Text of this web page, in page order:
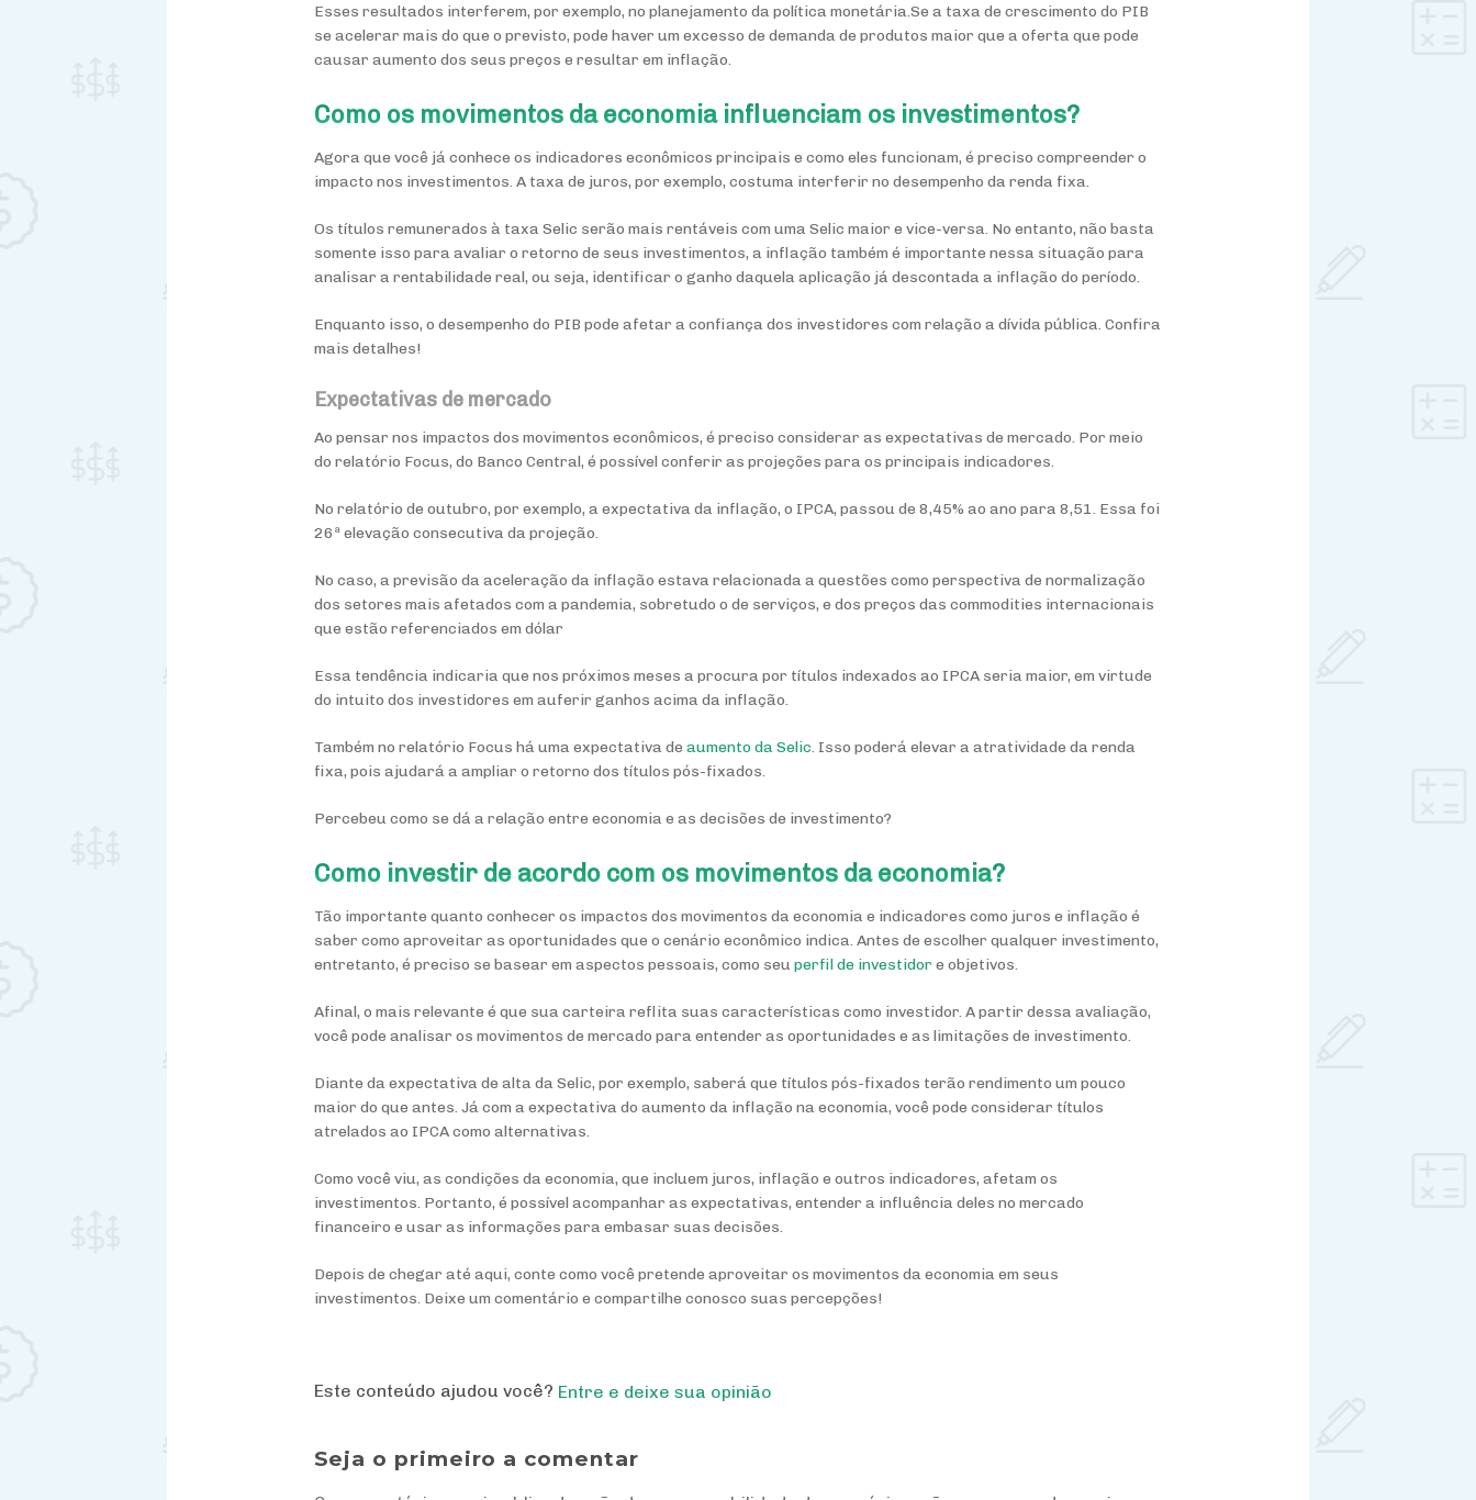
Esses resultados interferem, por exemplo, no planejamento da política monetária.Se a taxa de crescimento do PIB
se acelerar mais do que o previsto, pode haver um excesso de demanda de produtos maior que a oferta que pode
causar aumento dos seus preços e resultar em inflação.
Como os movimentos da economia influenciam os investimentos?
Agora que você já conhece os indicadores econômicos principais e como eles funcionam, é preciso compreender o
impacto nos investimentos. A taxa de juros, por exemplo, costuma interferir no desempenho da renda fixa.
Os títulos remunerados à taxa Selic serão mais rentáveis com uma Selic maior e vice-versa. No entanto, não basta
somente isso para avaliar o retorno de seus investimentos, a inflação também é importante nessa situação para
analisar a rentabilidade real, ou seja, identificar o ganho daquela aplicação já descontada a inflação do período.
Enquanto isso, o desempenho do PIB pode afetar a confiança dos investidores com relação a dívida pública. Confira
mais detalhes!
Expectativas de mercado
Ao pensar nos impactos dos movimentos econômicos, é preciso considerar as expectativas de mercado. Por meio
do relatório Focus, do Banco Central, é possível conferir as projeções para os principais indicadores.
No relatório de outubro, por exemplo, a expectativa da inflação, o IPCA, passou de 8,45% ao ano para 8,51. Essa foi
26ª elevação consecutiva da projeção.
No caso, a previsão da aceleração da inflação estava relacionada a questões como perspectiva de normalização
dos setores mais afetados com a pandemia, sobretudo o de serviços, e dos preços das commodities internacionais
que estão referenciados em dólar
Essa tendência indicaria que nos próximos meses a procura por títulos indexados ao IPCA seria maior, em virtude
do intuito dos investidores em auferir ganhos acima da inflação.
Também no relatório Focus há uma expectativa deaumento da Selic. Isso poderá elevar a atratividade da renda
fixa, pois ajudará a ampliar o retorno dos títulos pós-fixados.
Percebeu como se dá a relação entre economia e as decisões de investimento?
Como investir de acordo com os movimentos da economia?
Tão importante quanto conhecer os impactos dos movimentos da economia e indicadores como juros e inflação é
saber como aproveitar as oportunidades que o cenário econômico indica. Antes de escolher qualquer investimento,
entretanto, é preciso se basear em aspectos pessoais, como seuperfil de investidor e objetivos.
Afinal, o mais relevante é que sua carteira reflita suas características como investidor. A partir dessa avaliação,
você pode analisar os movimentos de mercado para entender as oportunidades e as limitações de investimento.
Diante da expectativa de alta da Selic, por exemplo, saberá que títulos pós-fixados terão rendimento um pouco
maior do que antes. Já com a expectativa do aumento da inflação na economia, você pode considerar títulos
atrelados ao IPCA como alternativas.
Como você viu, as condições da economia, que incluem juros, inflação e outros indicadores, afetam os
investimentos. Portanto, é possível acompanhar as expectativas, entender a influência deles no mercado
financeiro e usar as informações para embasar suas decisões.
Depois de chegar até aqui, conte como você pretende aproveitar os movimentos da economia em seus
investimentos. Deixe um comentário e compartilhe conosco suas percepções!
Este conteúdo ajudou você? Entre e deixe sua opinião
Seja o primeiro a comentar